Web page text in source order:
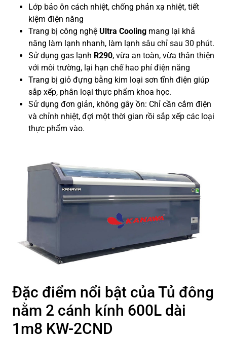
Lớp bảo ôn cách nhiệt, chống phản xạ nhiệt, tiết
kiệm điện năng
Trang bị công nghệ Ultra Cooling mang lại khả
năng làm lạnh nhanh, làm lạnh sâu chỉ sau 30 phút.
Sử dụng gas lạnh R290, vừa an toàn, vừa thân thiện
với môi trường, lại hạn chế hao phí điện năng
Trang bị giỏ đựng bằng kim loại sơn tĩnh điện giúp
sắp xếp, phân loại thực phẩm khoa học.
Sử dụng đơn giản, không gây ồn: Chỉ cần cắm điện
và chỉnh nhiệt, đợi một thời gian rồi sắp xếp các loại
thực phẩm vào.
Đặc điểm nổi bật của Tủ đông
nằm 2 cánh kính 600L dài
1m8 KW-2CND